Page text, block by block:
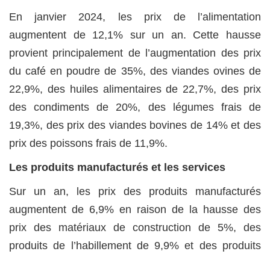
En janvier 2024, les prix de l’alimentation
augmentent de 12,1% sur un an. Cette hausse
provient principalement de l’augmentation des prix
du café en poudre de 35%, des viandes ovines de
22,9%, des huiles alimentaires de 22,7%, des prix
des condiments de 20%, des légumes frais de
19,3%, des prix des viandes bovines de 14% et des
prix des poissons frais de 11,9%.
Les produits manufacturés et les services
Sur un an, les prix des produits manufacturés
augmentent de 6,9% en raison de la hausse des
prix des matériaux de construction de 5%, des
produits de l’habillement de 9,9% et des produits